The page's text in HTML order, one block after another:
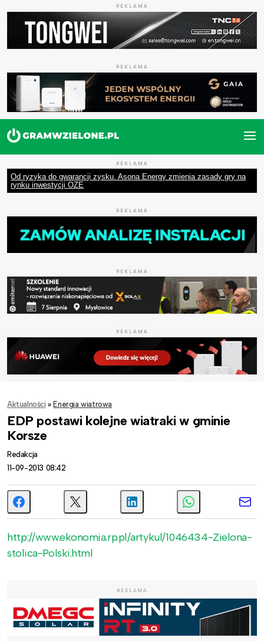
REKLAMA
REKLAMA
REKLAMA
Od ryzyka do gwarancji zysku. Asona Energy zmienia zasady gry na
rynku inwestycji OZE
REKLAMA
REKLAMA
REKLAMA
Aktualności » Energia wiatrowa
EDP postawi kolejne wiatraki w gminie
Korsze
Redakcja
11-09-2013 08:42
http://www.ekonomia.rp.pl/artykul/1046434-Zielona-
stolica-Polski.html
REKLAMA